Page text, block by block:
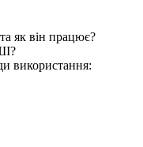
як він працює?
використання: